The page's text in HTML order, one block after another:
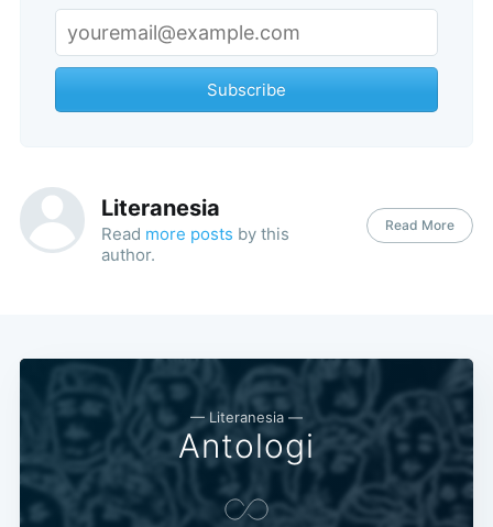
Subscribe
Literanesia
Read more posts by this
author.
Read More
— Literanesia —
Antologi